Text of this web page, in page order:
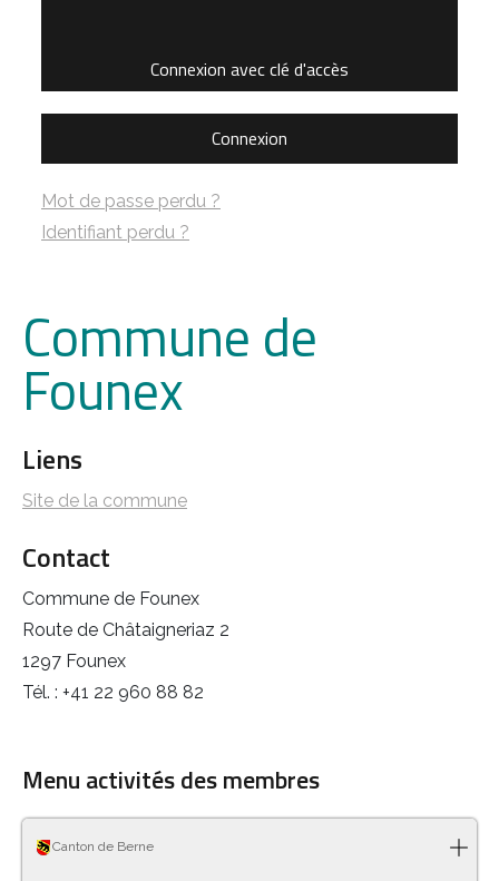
Menu activités des membres
Canton de Berne
Connexion avec clé d'accès
Connexion
Mot de passe perdu ?
Identifiant perdu ?
Commune de
Founex
Liens
Site de la commune
Contact
Commune de Founex
Route de Châtaigneriaz 2
1297 Founex
Tél. : +41 22 960 88 82